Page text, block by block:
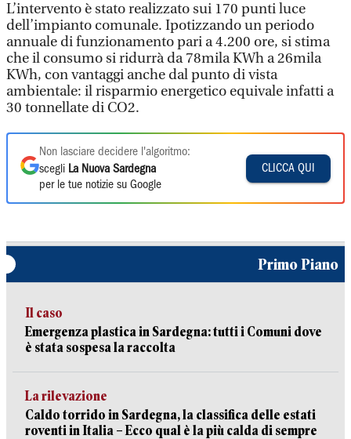
L’intervento è stato realizzato sui 170 punti luce
dell’impianto comunale. Ipotizzando un periodo
annuale di funzionamento pari a 4.200 ore, si stima
che il consumo si ridurrà da 78mila KWh a 26mila
KWh, con vantaggi anche dal punto di vista
ambientale: il risparmio energetico equivale infatti a
30 tonnellate di CO2.
Non lasciare decidere l'algoritmo:
scegli La Nuova Sardegna
per le tue notizie su Google
CLICCA QUI
Primo Piano
Il caso
Emergenza plastica in Sardegna: tutti i Comuni dove
è stata sospesa la raccolta
La rilevazione
Caldo torrido in Sardegna, la classifica delle estati
roventi in Italia – Ecco qual è la più calda di sempre